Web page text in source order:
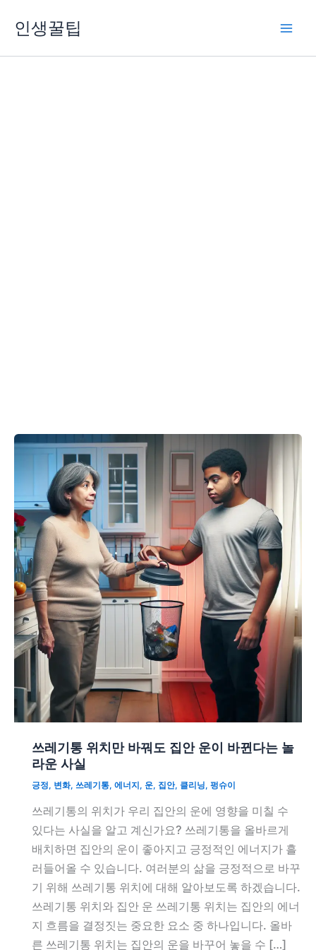
인생꿀팁
쓰레기통 위치만 바꿔도 집안 운이 바뀐다는 놀
라운 사실
긍정, 변화, 쓰레기통, 에너지 , 운, 집안, 클리닝, 펑슈이
쓰레기통의 위치가 우리 집안의 운에 영향을 미칠 수
있다는 사실을 알고 계신가요? 쓰레기통을 올바르게
배치하면 집안의 운이 좋아지고 긍정적인 에너지가 흘
러들어올 수 있습니다. 여러분의 삶을 긍정적으로 바꾸
기 위해 쓰레기통 위치에 대해 알아보도록 하겠습니다.
쓰레기통 위치와 집안 운 쓰레기통 위치는 집안의 에너
지 흐름을 결정짓는 중요한 요소 중 하나입니다. 올바
른 쓰레기통 위치는 집안의 운을 바꾸어 놓을 수 […]